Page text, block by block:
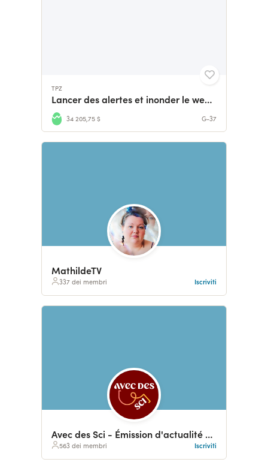
TPZ
Lancer des alertes et inonder le web : les enquêtes de TPZ !
34 205,75 $ G-37
MathildeTV
337 dei membri Iscriviti
Avec des Sci - Émission d'actualité scientifique
563 dei membri Iscriviti